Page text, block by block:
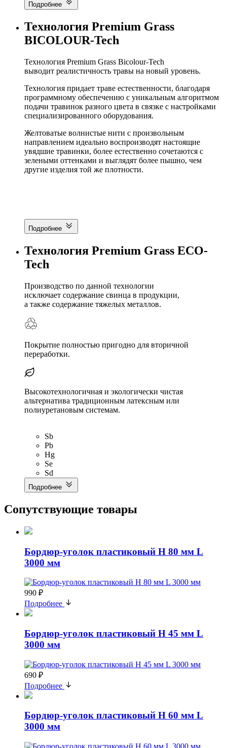
Подробнее
Технология Premium Grass
BICOLOUR-Tech
Технология Premium Grass Bicolour-Tech
выводит реалистичность травы на новый уровень.
Технология придает траве естественности, благодаря
программному обеспечению с уникальным алгоритмом
подачи травинок разного цвета в связке с настройками
специализированного оборудования.
Желтоватые волнистые нити с произвольным
направлением идеально воспроизводят настоящие
увядшие травинки, более естественно сочетаются с
зелеными оттенками и выглядят более пышно, чем
другие изделия той же плотности.
Подробнее
Технология Premium Grass ECO-
Tech
Производство по данной технологии
исключает содержание свинца в продукции,
а также содержание тяжелых металлов.
Покрытие полностью пригодно для вторичной
переработки.
Высокотехнологичная и экологически чистая
альтернатива традиционным латексным или
полиуретановым системам.
Sb
Pb
Hg
Se
Sd
Подробнее
Сопутствующие товары
Бордюр-уголок пластиковый H 80 мм L
3000 мм
990 ₽
Подробнее
Бордюр-уголок пластиковый H 45 мм L
3000 мм
690 ₽
Подробнее
Бордюр-уголок пластиковый H 60 мм L
3000 мм